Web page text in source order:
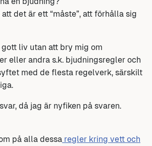
det är ett “måste”, att förhålla sig
liv utan att bry mig om
eller andra s.k. bjudningsregler och
med de flesta regelverk, särskilt
då jag är nyfiken på svaren.
på alla dessa regler kring vett och